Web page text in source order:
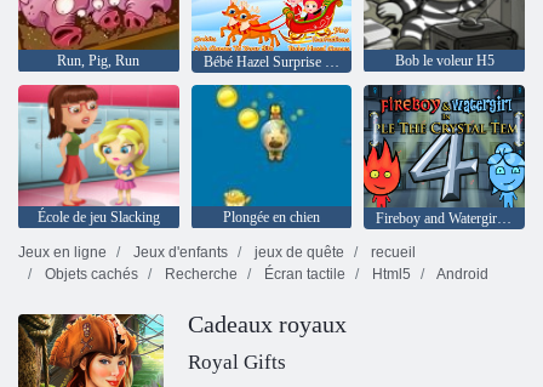
Run, Pig, Run Bébé Hazel Surprise de Noël Bob le voleur H5
École de jeu Slacking Plongée en chien
Fireboy and Watergirl 4: The Crystal Temple
Jeux en ligne
Jeux d'enfants jeux de quête
recueil
Objets cachés
Recherche Écran tactile Html5 Android
Cadeaux royaux
Royal Gifts